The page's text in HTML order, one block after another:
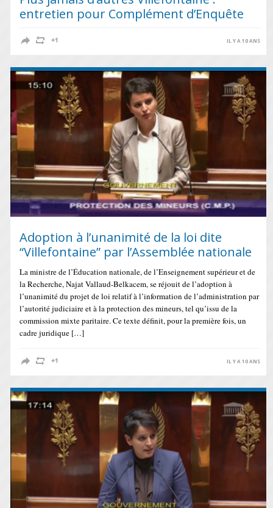
entretien pour Complément d’Enquête
IL Y A 10 ANS
Adoption à l’unanimité de la loi dite
“Villefontaine” par l’Assemblée nationale
La ministre de l’Éducation nationale, de l’Enseignement supérieur et de
la Recherche, Najat Vallaud-Belkacem, se réjouit de l’adoption à
l’unanimité du projet de loi relatif à l’information de l’administration par
l’autorité judiciaire et à la protection des mineurs, tel qu’issu de la
commission mixte paritaire. Ce texte définit, pour la première fois, un
cadre juridique […]
IL Y A 10 ANS